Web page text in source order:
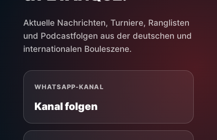
Aktuelle Nachrichten, Turniere, Ranglisten
und Podcastfolgen aus der deutschen und
internationalen Bouleszene.
WHATSAPP-KANAL
Kanal folgen